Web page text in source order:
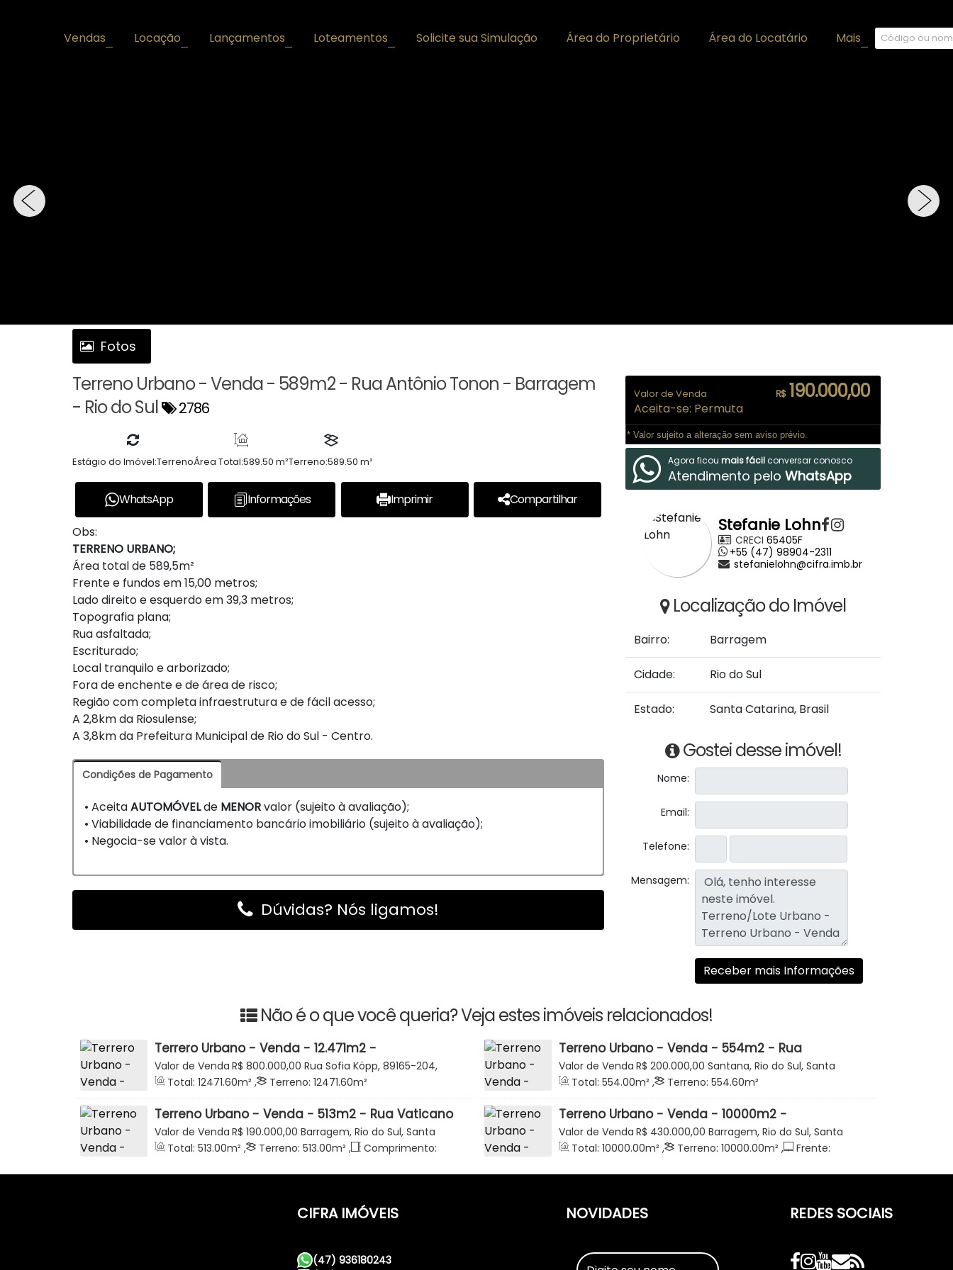
Mais
Área do Locatário
Área do Proprietário
Solicite sua Simulação
Loteamentos
Lançamentos
Locação
Vendas
‹ ›
Fotos
Terreno Urbano - Venda - 589m2 - Rua Antônio Tonon - Barragem
- Rio do Sul
2786
Estágio do Imóvel:TerrenoÁrea Total:589.50 m²Terreno:589.50 m²
WhatsApp Informações Imprimir
Compartilhar
Obs:
TERRENO URBANO;
Área total de 589,5m²
Frente e fundos em 15,00 metros;
Lado direito e esquerdo em 39,3 metros;
Topografia plana;
Rua asfaltada;
Escriturado;
Local tranquilo e arborizado;
Fora de enchente e de área de risco;
Região com completa infraestrutura e de fácil acesso;
A 2,8km da Riosulense;
A 3,8km da Prefeitura Municipal de Rio do Sul - Centro.
Condições de Pagamento
• AceitaAUTOMÓVELde MENORvalor (sujeito à avaliação);
• Viabilidade de financiamento bancário imobiliário (sujeito à avaliação);
• Negocia-se valor à vista.
Dúvidas? Nós ligamos!
R$190.000,00
Valor de Venda
Aceita-se: Permuta
* Valor sujeito a alteração sem aviso prévio.
Agora ficou mais fácilconversar conosco
Atendimento pelo WhatsApp
Stefanie Lohn
CRECI 65405F
+55 (47) 98904-2311
stefanielohn@cifra.imb.br
Localização do Imóvel
Bairro: Barragem
Cidade: Rio do Sul
Estado: Santa Catarina, Brasil
Gostei desse imóvel!
Nome:
Email:
Telefone:
Mensagem:
Não é o que você queria? Veja estes imóveis relacionados!
Terrero Urbano - Venda - 12.471m2 -
Investimento - Loteamento - Barragem - Rio do
Sul
R$ 800.000,00
Valor de Venda
Rua Sofia Köpp, 89165-204,
Barragem, Rio do Sul, Santa Catarina, Brasil
Total: 12471.60m² , Terreno: 12471.60m²
Terreno Urbano - Venda - 554m2 - Rua
Guilherme Ricardo Becker - Loteamento
Guilherme Ricardo Becker - Santana - Rio do Sul
R$ 200.000,00
Valor de Venda
Santana, Rio do Sul, Santa
Catarina, Brasil
Total: 554.00m² , Terreno: 554.60m²
Terreno Urbano - Venda - 513m2 - Rua Vaticano
- Loteamento Arco Iris - Barragem - Rio do Sul
R$ 190.000,00
Valor de Venda
Barragem, Rio do Sul, Santa
Catarina, Brasil
Total: 513.00m² , Terreno: 513.00m² ,
Comprimento:
Terreno Urbano - Venda - 10000m2 -
Investimento - Oportunidade - Barragem - Rio
do Sul
R$ 430.000,00
Valor de Venda
Barragem, Rio do Sul, Santa
Catarina, Brasil
Total: 10000.00m² , Terreno: 10000.00m² ,
Frente:
CIFRA IMÓVEIS
(47) 936180243
NOVIDADES REDES SOCIAIS